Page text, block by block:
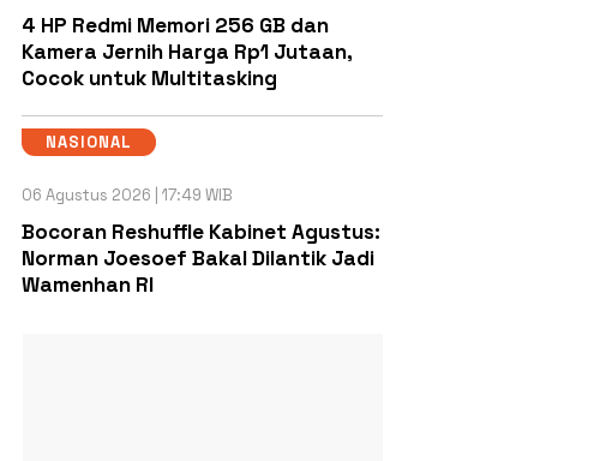
4 HP Redmi Memori 256 GB dan
Kamera Jernih Harga Rp1 Jutaan,
Cocok untuk Multitasking
NASIONAL
06 Agustus 2026 | 17:49 WIB
Bocoran Reshuffle Kabinet Agustus:
Norman Joesoef Bakal Dilantik Jadi
Wamenhan RI